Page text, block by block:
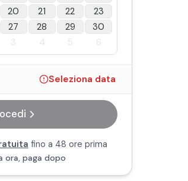
20 21 22
23
27 28 29
30
3 4 5 6
Seleziona data
fino a 48 ore prima
ora, paga dopo